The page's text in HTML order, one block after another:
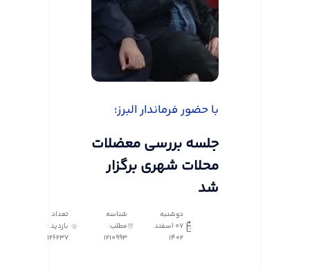
با حضور فرماندار البرز؛
جلسه بررسی معضلات
محلات شهری برگزار
شد
دوشنبه
07 اسفند
1402
شناسه
مطلب:
1210993
تعداد
بازدید :
126237